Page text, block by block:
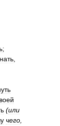
;
(или
чего